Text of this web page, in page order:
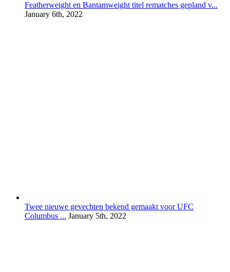
Featherweight en Bantamweight titel rematches gepland v...
January 6th, 2022
Twee nieuwe gevechten bekend gemaakt voor UFC
Columbus ... January 5th, 2022